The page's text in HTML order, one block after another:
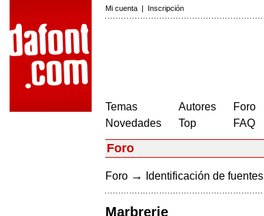
Mi cuenta | Inscripción
Temas
Novedades
Autores
Top
Foro
FAQ
Foro
Foro → Identificación de fuentes
Marbrerie